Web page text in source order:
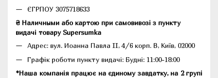
ЄГРПОУ 3075718633
₴ Наличными або картою при самовивозі з пункту
видачі товару Supersumka
Адрес: вул. Иоанна Павла II, 4/6 корп. В, Київ, 02000
Графік роботи пункту видачі: Будні: 11:00-18:00
*Наша компанія працює на єдиному завдатку, на 2 групі